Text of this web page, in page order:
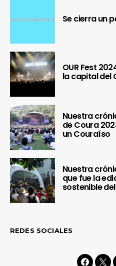
Se cierra un
OUR Fest
la capital del
Nuestra
de Coura
un Couraíso
Nuestra
que fue la
sostenible
REDES SOCIALES